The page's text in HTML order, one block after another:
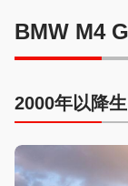
BMW M4
2000年以降